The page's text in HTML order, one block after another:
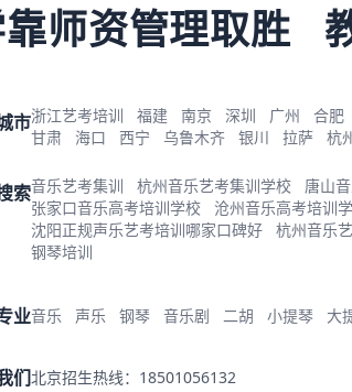
师资管理取胜
市浙江艺考培训 福建 南京 深圳 广州 合肥
甘肃
海口 西宁 乌鲁木齐 银川 拉萨 杭
索音乐艺考集训 杭州音乐艺考集训学校 唐山
张家口音乐高考培训学校
沧州音乐高考培训
沈阳正规声乐艺考培训哪家口碑好
杭州音乐
钢琴培训
业音乐 声乐 钢琴 音乐剧 二胡 小提琴 大
们北京招生热线：18501056132